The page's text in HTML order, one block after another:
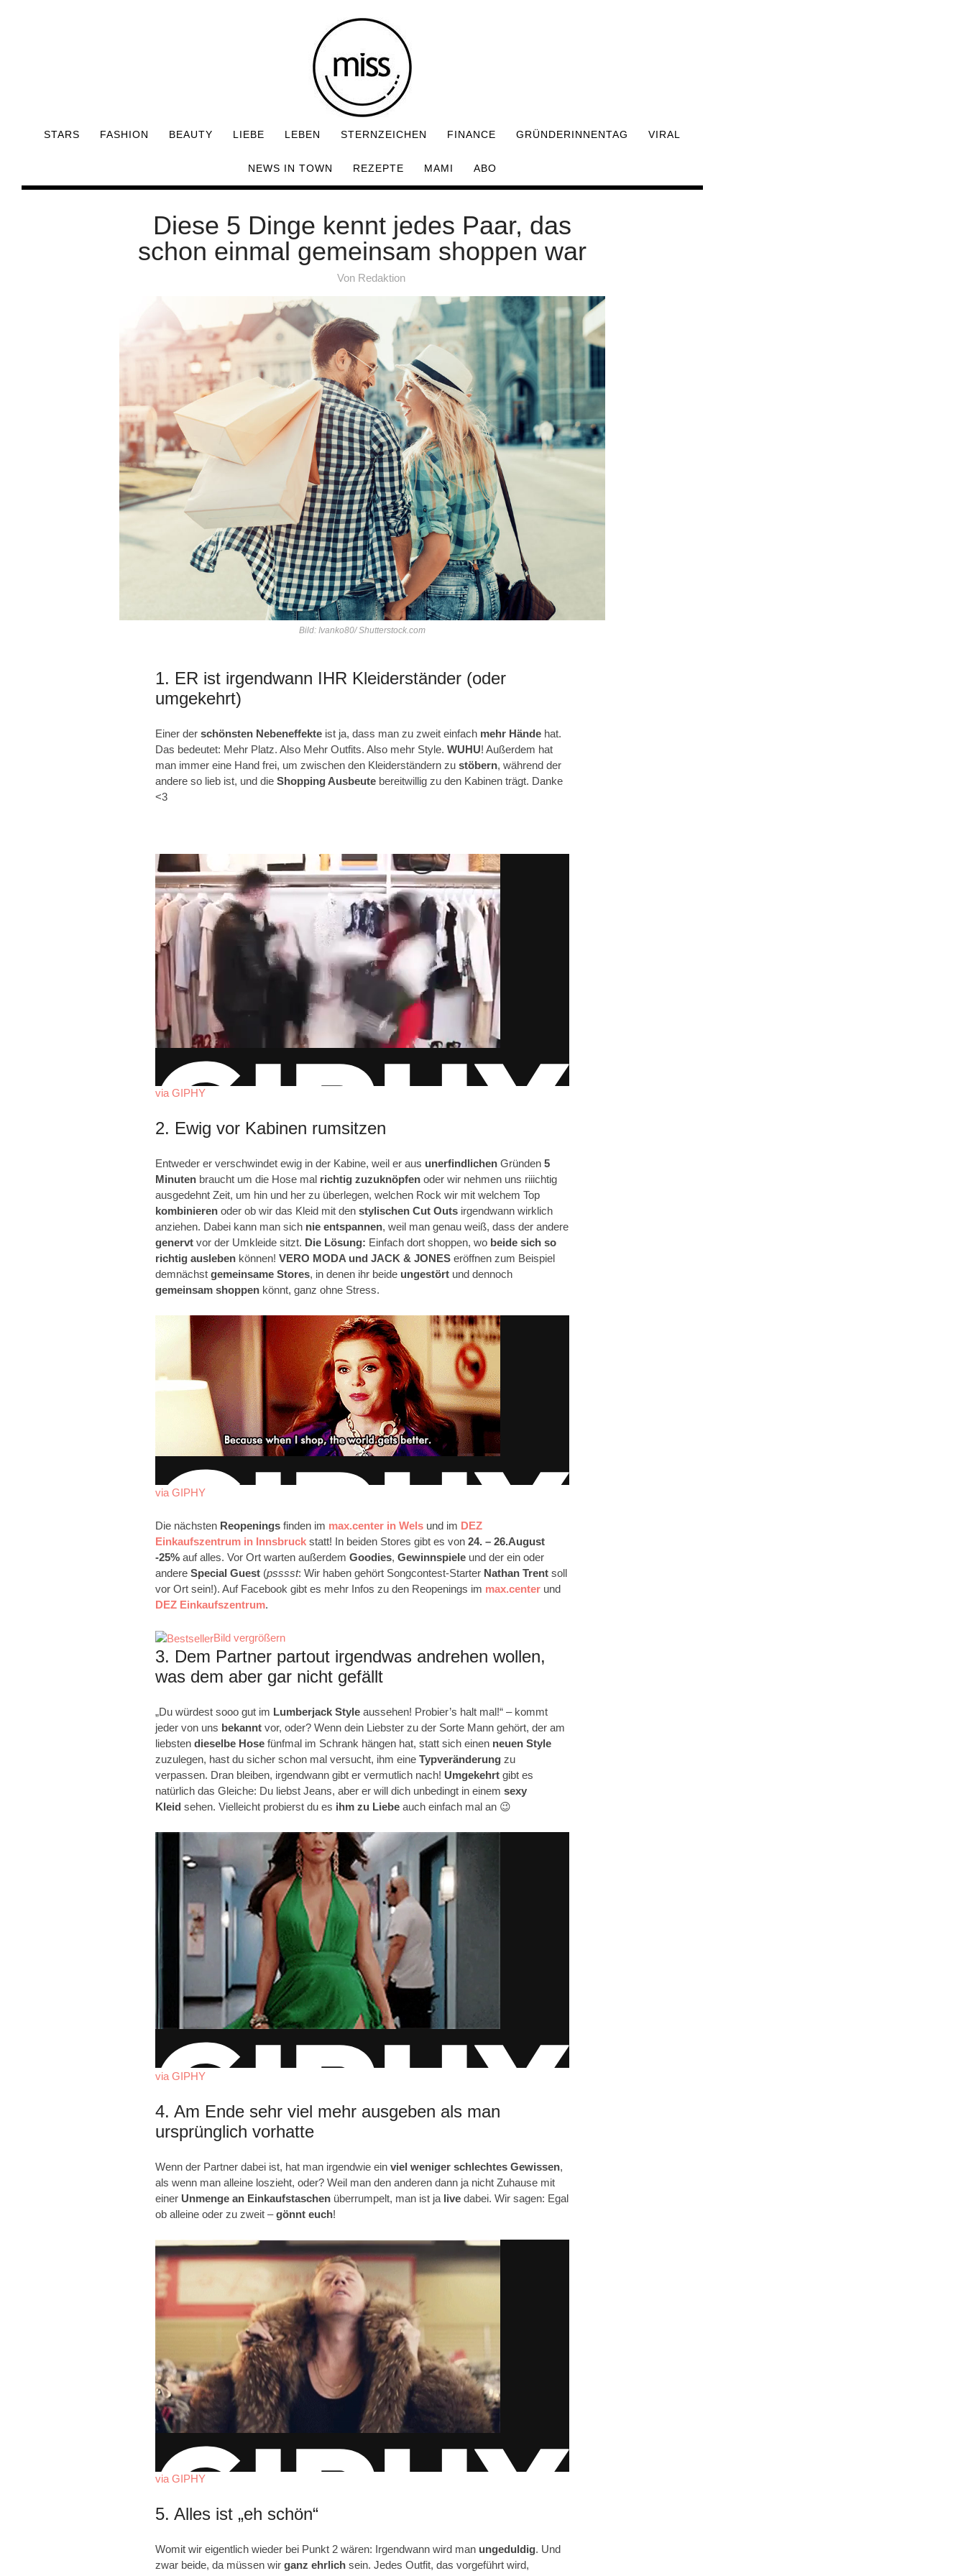
STARS FASHION BEAUTY LIEBE LEBEN STERNZEICHEN FINANCE GRÜNDERINNENTAG VIRAL
NEWS IN TOWN REZEPTE MAMI ABO
Diese 5 Dinge kennt jedes Paar, das
schon einmal gemeinsam shoppen war
Von Redaktion
Bild: Ivanko80/ Shutterstock.com
1. ER ist irgendwann IHR Kleiderständer (oder
umgekehrt)
Einer der schönsten Nebeneffekte ist ja, dass man zu zweit einfach mehr Hände hat.
Das bedeutet: Mehr Platz. Also Mehr Outfits. Also mehr Style. WUHU! Außerdem hat
man immer eine Hand frei, um zwischen den Kleiderständern zu stöbern, während der
andere so lieb ist, und die Shopping Ausbeute bereitwillig zu den Kabinen trägt. Danke
<3
via GIPHY
2. Ewig vor Kabinen rumsitzen
Entweder er verschwindet ewig in der Kabine, weil er aus unerfindlichen Gründen 5
Minuten braucht um die Hose mal richtig zuzuknöpfen oder wir nehmen uns riiichtig
ausgedehnt Zeit, um hin und her zu überlegen, welchen Rock wir mit welchem Top
kombinieren oder ob wir das Kleid mit den stylischen Cut Outs irgendwann wirklich
anziehen. Dabei kann man sich nie entspannen, weil man genau weiß, dass der andere
genervt vor der Umkleide sitzt. Die Lösung: Einfach dort shoppen, wo beide sich so
richtig ausleben können! VERO MODA und JACK & JONES eröffnen zum Beispiel
demnächst gemeinsame Stores, in denen ihr beide ungestört und dennoch
gemeinsam shoppen könnt, ganz ohne Stress.
via GIPHY
Die nächsten Reopenings finden im max.center in Wels und im DEZ
Einkaufszentrum in Innsbruck statt! In beiden Stores gibt es von 24. – 26.August
-25% auf alles. Vor Ort warten außerdem Goodies, Gewinnspiele und der ein oder
andere Special Guest (psssst: Wir haben gehört Songcontest-Starter Nathan Trent soll
vor Ort sein!). Auf Facebook gibt es mehr Infos zu den Reopenings im max.center und
DEZ Einkaufszentrum.
Bild vergrößern
3. Dem Partner partout irgendwas andrehen wollen,
was dem aber gar nicht gefällt
„Du würdest sooo gut im Lumberjack Style aussehen! Probier’s halt mal!“ – kommt
jeder von uns bekannt vor, oder? Wenn dein Liebster zu der Sorte Mann gehört, der am
liebsten dieselbe Hose fünfmal im Schrank hängen hat, statt sich einen neuen Style
zuzulegen, hast du sicher schon mal versucht, ihm eine Typveränderung zu
verpassen. Dran bleiben, irgendwann gibt er vermutlich nach! Umgekehrt gibt es
natürlich das Gleiche: Du liebst Jeans, aber er will dich unbedingt in einem sexy
Kleid sehen. Vielleicht probierst du es ihm zu Liebe auch einfach mal an 😉
via GIPHY
4. Am Ende sehr viel mehr ausgeben als man
ursprünglich vorhatte
Wenn der Partner dabei ist, hat man irgendwie ein viel weniger schlechtes Gewissen,
als wenn man alleine loszieht, oder? Weil man den anderen dann ja nicht Zuhause mit
einer Unmenge an Einkaufstaschen überrumpelt, man ist ja live dabei. Wir sagen: Egal
ob alleine oder zu zweit –gönnt euch!
via GIPHY
5. Alles ist „eh schön“
Womit wir eigentlich wieder bei Punkt 2 wären: Irgendwann wird man ungeduldig. Und
zwar beide, da müssen wir ganz ehrlich sein. Jedes Outfit, das vorgeführt wird,